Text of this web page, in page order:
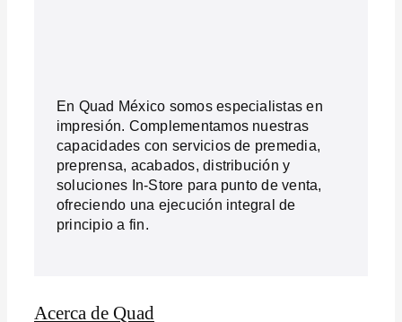
En Quad México somos especialistas en
impresión. Complementamos nuestras
capacidades con servicios de premedia,
preprensa, acabados, distribución y
soluciones In-Store para punto de venta,
ofreciendo una ejecución integral de
principio a fin.
Acerca de Quad